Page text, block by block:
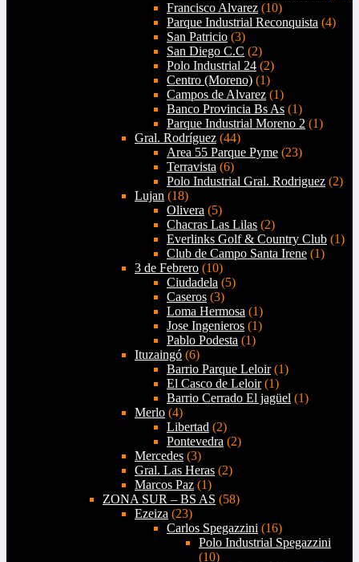
Francisco Alvarez (10)
Parque Industrial Reconquista (4)
San Patricio (3)
San Diego C.C (2)
Polo Industrial 24 (2)
Centro (Moreno) (1)
Campos de Alvarez (1)
Banco Provincia Bs As (1)
Parque Industrial Moreno 2 (1)
Gral. Rodríguez (44)
Area 55 Parque Pyme (23)
Terravista (6)
Polo Industrial Gral. Rodriguez (2)
Lujan (18)
Olivera (5)
Chacras Las Lilas (2)
Everlinks Golf & Country Club (1)
Club de Campo Santa Irene (1)
3 de Febrero (10)
Ciudadela (5)
Caseros (3)
Loma Hermosa (1)
Jose Ingenieros (1)
Pablo Podesta (1)
Ituzaingó (6)
Barrio Parque Leloir(1)
El Casco de Leloir(1)
Barrio Cerrado El jagüel (1)
Merlo (4)
Libertad (2)
Pontevedra (2)
Mercedes (3)
Gral. Las Heras (2)
Marcos Paz (1)
ZONA SUR – BS AS (58)
Ezeiza (23)
Carlos Spegazzini (16)
Polo Industrial Spegazzini
(10)